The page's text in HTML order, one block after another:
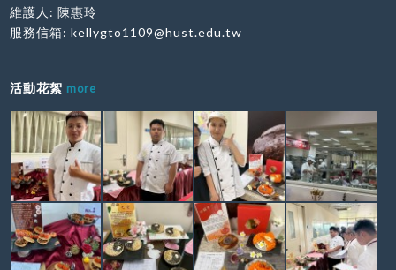
維護人: 陳惠玲
服務信箱:kellygto1109@hust.edu.tw
活動花絮 more